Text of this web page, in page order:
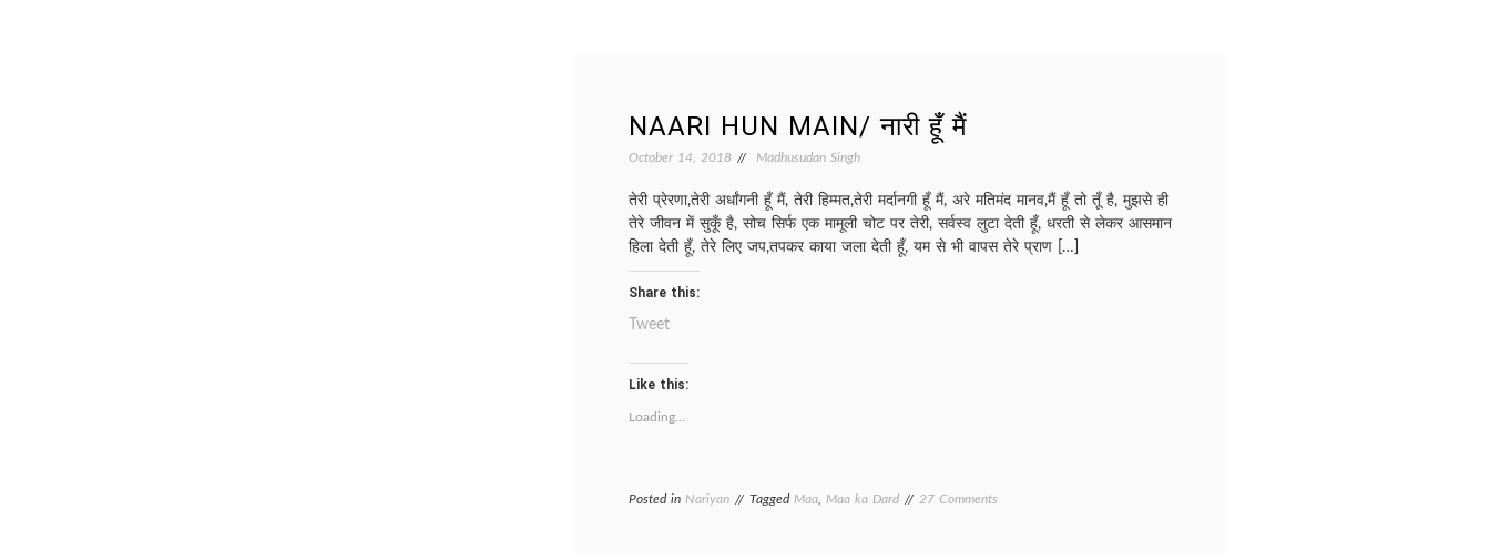
NAARI HUN MAIN/ नारी हूँ मैं
October 14, 2018 Madhusudan Singh
तेरी प्रेरणा,तेरी अर्धांगनी हूँ मैं, तेरी हिम्मत,तेरी मर्दानगी हूँ मैं, अरे मतिमंद मानव,मैं हूँ तो तूँ है, मुझसे ही
तेरे जीवन में सुकूँ है, सोच सिर्फ एक मामूली चोट पर तेरी, सर्वस्व लुटा देती हूँ, धरती से लेकर आसमान
हिला देती हूँ, तेरे लिए जप,तपकर काया जला देती हूँ, यम से भी वापस तेरे प्राण […]
Share this:
Tweet
Like this:
Loading...
Posted in Nariyan Tagged Maa Maa ka Dard 27 Comments